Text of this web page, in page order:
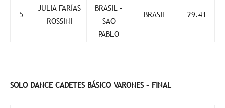
5
JULIA FARÍAS
ROSSINI
BRASIL –
SAO
PABLO
BRASIL 29.41
SOLO DANCE CADETES BÁSICO VARONES – FINAL